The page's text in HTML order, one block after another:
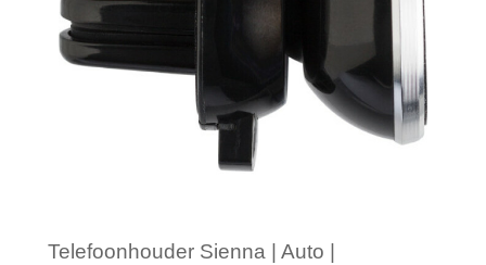
Telefoonhouder Sienna | Auto |